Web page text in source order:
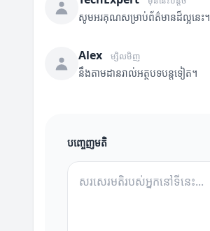
សូមអរគុណសម្រាប់ព័ត៌មានដ៏ល្អនេះ។
Alex ម្សិលមិញ
នឹងតាមដានរាល់អត្ថបទបន្តទៀត។
បញ្ចេញមតិ